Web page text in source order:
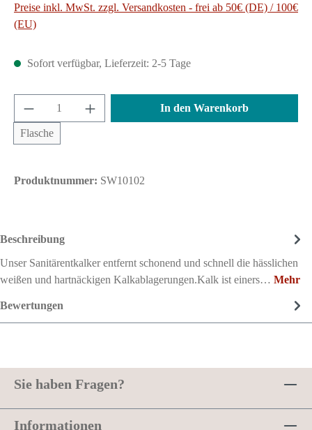
Preise inkl. MwSt. zzgl. Versandkosten - frei ab 50€ (DE) / 100€
(EU)
Sofort verfügbar, Lieferzeit: 2-5 Tage
Produkt Anzahl: Gib den gewünschten Wert
Flasche
In den Warenkorb
Produktnummer: SW10102
Beschreibung
Unser Sanitärentkalker entfernt schonend und schnell die hässlichen
weißen und hartnäckigen Kalkablagerungen.Kalk ist einers… Mehr
Bewertungen
Sie haben Fragen?
Informationen